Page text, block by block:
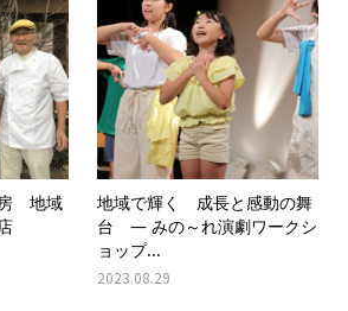
房 地域
地域で輝く 成長と感動の舞
台 ― みの～れ演劇ワークシ
ョップ...
2023.08.29